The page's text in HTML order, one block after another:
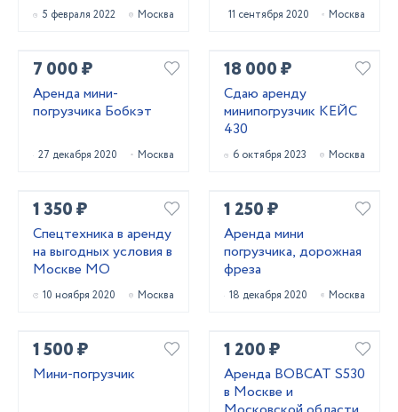
5 февраля 2022 Москва 11 сентября 2020 Москва
7 000 ₽
Аренда мини-
погрузчика Бобкэт
27 декабря 2020 Москва
18 000 ₽
Сдаю аренду
минипогрузчик КЕЙС
430
6 октября 2023 Москва
1 350 ₽
Спецтехника в аренду
на выгодных условия в
Москве МО
10 ноября 2020 Москва
1 250 ₽
Аренда мини
погрузчика, дорожная
фреза
18 декабря 2020 Москва
1 500 ₽
Мини-погрузчик
1 200 ₽
Аренда BOBCAT S530
в Москве и